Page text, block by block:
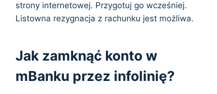
strony internetowej. Przygotuj go wcześniej.
Listowna rezygnacja z rachunku jest możliwa.
Jak zamknąć konto w
mBanku przez infolinię?